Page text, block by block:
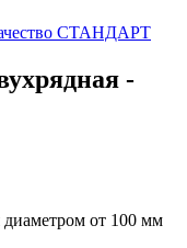
-
от 100 мм